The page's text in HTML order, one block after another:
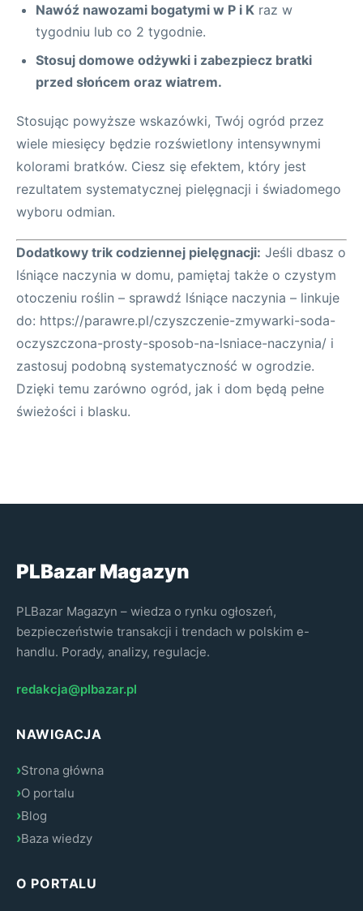
Nawóź nawozami bogatymi w P i K raz w
tygodniu lub co 2 tygodnie.
Stosuj domowe odżywki i zabezpiecz bratki
przed słońcem oraz wiatrem.
Stosując powyższe wskazówki, Twój ogród przez
wiele miesięcy będzie rozświetlony intensywnymi
kolorami bratków. Ciesz się efektem, który jest
rezultatem systematycznej pielęgnacji i świadomego
wyboru odmian.
Dodatkowy trik codziennej pielęgnacji: Jeśli dbasz o
lśniące naczynia w domu, pamiętaj także o czystym
otoczeniu roślin – sprawdź lśniące naczynia – linkuje
do: https://parawre.pl/czyszczenie-zmywarki-soda-
oczyszczona-prosty-sposob-na-lsniace-naczynia/ i
zastosuj podobną systematyczność w ogrodzie.
Dzięki temu zarówno ogród, jak i dom będą pełne
świeżości i blasku.
PLBazar Magazyn
PLBazar Magazyn – wiedza o rynku ogłoszeń,
bezpieczeństwie transakcji i trendach w polskim e-
handlu. Porady, analizy, regulacje.
redakcja@plbazar.pl
NAWIGACJA
Strona główna
O portalu
Blog
Baza wiedzy
O PORTALU